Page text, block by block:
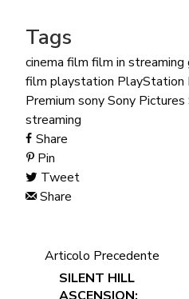
Tags
cinema film film in streaming
film playstation PlayStation
Premium sonySony Pictures
streaming
Share
Pin
Tweet
Share
Articolo Precedente
SILENT HILL
ASCENSION: